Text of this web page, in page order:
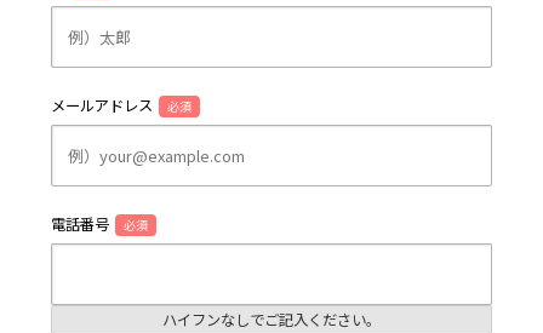
メールアドレス 必須
電話番号 必須
ハイフンなしでご記入ください。